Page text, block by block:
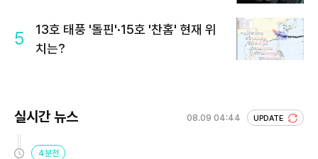
5
13호 태풍 '돌핀'·15호 '찬홈' 현재 위
치는?
실시간 뉴스 08.09 04:44 UPDATE
4분전